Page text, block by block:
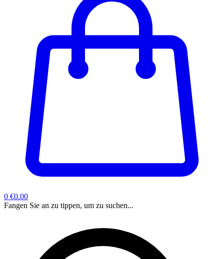
0 €0.00
Fangen Sie an zu tippen, um zu suchen...